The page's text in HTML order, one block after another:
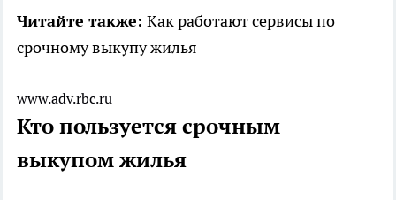
Читайте также: Как работают сервисы по
срочному выкупу жилья
www.adv.rbc.ru
Кто пользуется срочным
выкупом жилья